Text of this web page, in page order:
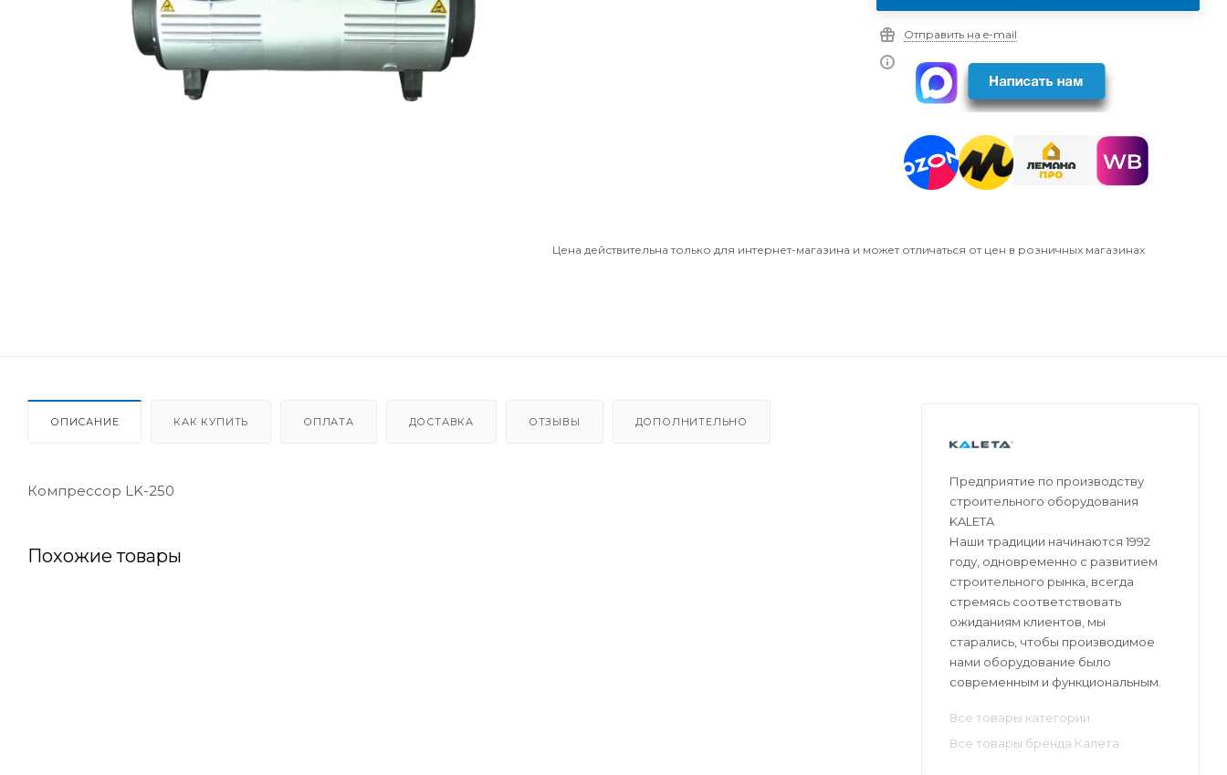
Отправить на e-mail
Цена действительна только для интернет-магазина и может отличаться от цен в розничных магазинах
ОПИСАНИЕ КАК КУПИТЬ ОПЛАТА ДОСТАВКА ОТЗЫВЫ ДОПОЛНИТЕЛЬНО
Компрессор LK-250
Похожие товары
Предприятие по производству
строительного оборудования
KALETA
Наши традиции начинаются 1992
году, одновременно с развитием
строительного рынка, всегда
стремясь соответствовать
ожиданиям клиентов, мы
старались, чтобы производимое
нами оборудование было
современным и функциональным.
Все товары категории
Все товары бренда Калета